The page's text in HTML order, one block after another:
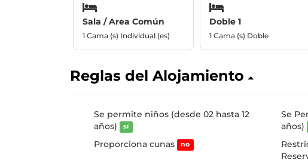
Sala / Area Común
1 Cama (s) Individual (es)
Doble 1
1 Cama (s) Doble
Reglas del Alojamiento
Se permite niños (desde 02 hasta 12
años)
sí
Se
años)
Proporciona cunas no